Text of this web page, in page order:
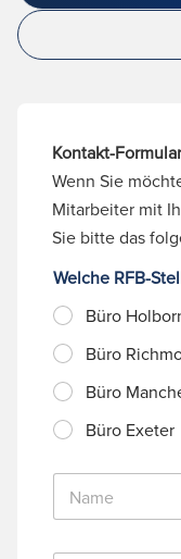
Kontakt-Formular
Wenn Sie
Mitarbeiter mit
Sie bitte das
Welche RFB-
Büro
Büro
Büro
Büro Exeter
N
m